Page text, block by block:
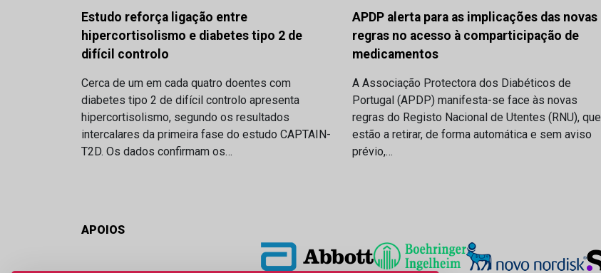
Estudo reforça ligação entre
hipercortisolismo e diabetes tipo 2 de
difícil controlo
Cerca de um em cada quatro doentes com
diabetes tipo 2 de difícil controlo apresenta
hipercortisolismo, segundo os resultados
intercalares da primeira fase do estudo CAPTAIN-
T2D. Os dados confirmam os…
APDP alerta para as implicações das novas
regras no acesso à comparticipação de
medicamentos
A Associação Protectora dos Diabéticos de
Portugal (APDP) manifesta-se face às novas
regras do Registo Nacional de Utentes (RNU), que
estão a retirar, de forma automática e sem aviso
prévio,…
APOIOS